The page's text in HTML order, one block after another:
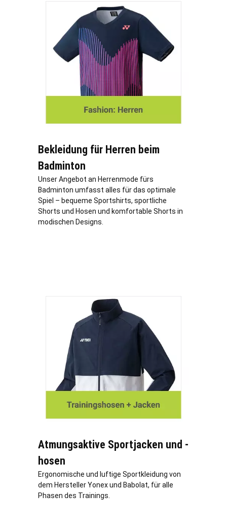
Bekleidung für Herren beim
Badminton
Unser Angebot an Herrenmode fürs
Badminton umfasst alles für das optimale
Spiel – bequeme Sportshirts, sportliche
Shorts und Hosen und komfortable Shorts in
modischen Designs.
Atmungsaktive Sportjacken und -
hosen
Ergonomische und luftige Sportkleidung von
dem Hersteller Yonex und Babolat, für alle
Phasen des Trainings.